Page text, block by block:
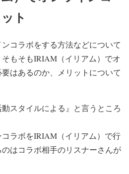
ト
コラボをする方法などについて
もそもIRIAM（イリアム）でオ
はあるのか、メリットについて
スタイルによる』と言うところ
ラボをIRIAM（イリアム）で行
はコラボ相手のリスナーさんが